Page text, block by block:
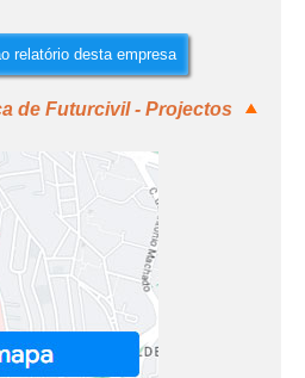
relatório desta empresa
de Futurcivil - Projectos